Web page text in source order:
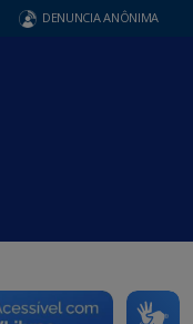
DENUNCIA ANÔNIMA